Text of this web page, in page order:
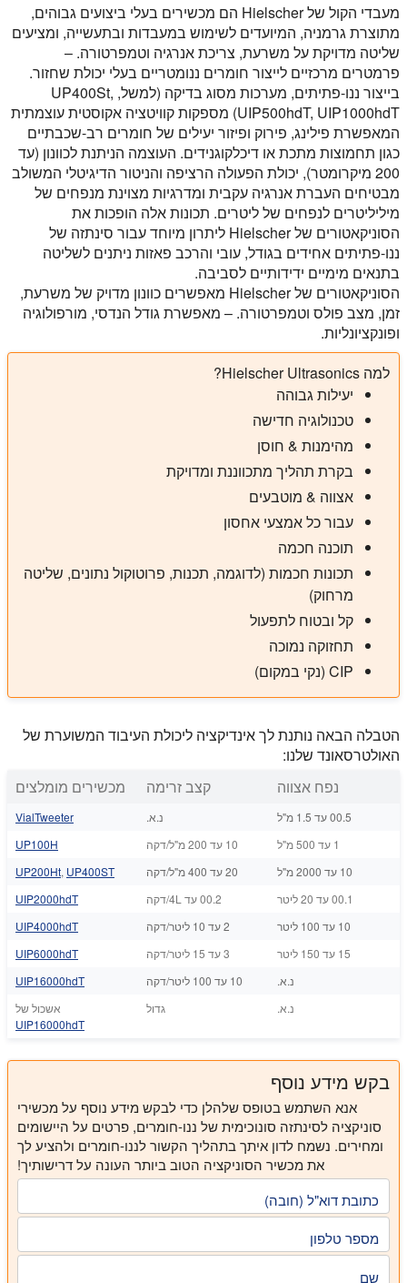
מעבדי הקול של Hielscher הם מכשירים בעלי ביצועים גבוהים,
מתוצרת גרמניה, המיועדים לשימוש במעבדות ובתעשייה, ומציעים
שליטה מדויקת על משרעת, צריכת אנרגיה וטמפרטורה. –
פרמטרים מרכזיים לייצור חומרים ננומטריים בעלי יכולת שחזור.
בייצור ננו-פתיתים, מערכות מסוג בדיקה (למשל, UP400St,
UIP500hdT, UIP1000hdT) מספקות קוויטציה אקוסטית עוצמתית
המאפשרת פילינג, פירוק ופיזור יעילים של חומרים רב-שכבתיים
כגון תחמוצות מתכת או דיכלקוגנידים. העוצמה הניתנת לכוונון (עד
200 מיקרומטר), יכולת הפעולה הרציפה והניטור הדיגיטלי המשולב
מבטיחים העברת אנרגיה עקבית ומדרגיות מצוינת מנפחים של
מיליליטרים לנפחים של ליטרים. תכונות אלה הופכות את
הסוניקאטורים של Hielscher ליתרון מיוחד עבור סינתזה של
ננו-פתיתים אחידים בגודל, עובי והרכב פאזות ניתנים לשליטה
בתנאים מימיים ידידותיים לסביבה.
הסוניקאטורים של Hielscher מאפשרים כוונון מדויק של משרעת,
זמן, מצב פולס וטמפרטורה. – מאפשרת גודל הנדסי, מורפולוגיה
ופונקציונליות.
למה Hielscher Ultrasonics?
יעילות גבוהה
טכנולוגיה חדישה
מהימנות & חוסן
בקרת תהליך מתכווננת ומדויקת
אצווה & מוטבעים
עבור כל אמצעי אחסון
תוכנה חכמה
תכונות חכמות (לדוגמה, תכנות, פרוטוקול נתונים, שליטה
מרחוק)
קל ובטוח לתפעול
תחזוקה נמוכה
CIP (נקי במקום)
הטבלה הבאה נותנת לך אינדיקציה ליכולת העיבוד המשוערת של
האולטרסאונד שלנו:
נפח אצווה
קצב זרימה מכשירים מומלצים
00.5 עד 1.5 מ"ל נ.א.
VialTweeter
1 עד 500 מ"ל
10 עד 200 מ"ל/דקה
UP100H
10 עד 2000 מ"ל
20 עד 400 מ"ל/דקה UP200Ht, UP400ST
00.1 עד 20 ליטר
00.2 עד 4L/דקה
UIP2000hdT
10 עד 100 ליטר
2 עד 10 ליטר/דקה
UIP4000hdT
15 עד 150 ליטר
3 עד 15 ליטר/דקה
UIP6000hdT
נ.א.
10 עד 100 ליטר/דקה
UIP16000hdT
נ.א.
גדול
אשכול של
UIP16000hdT
בקש מידע נוסף
אנא השתמש בטופס שלהלן כדי לבקש מידע נוסף על מכשירי
סוניקציה לסינתזה סונוכימית של ננו-חומרים, פרטים על היישומים
ומחירים. נשמח לדון איתך בתהליך הקשור לננו-חומרים ולהציע לך
את מכשיר הסוניקציה הטוב ביותר העונה על דרישותיך!
כתובת דוא"ל (חובה)
מספר טלפון
שם